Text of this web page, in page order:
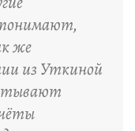
понимают,
же
из Уткиной